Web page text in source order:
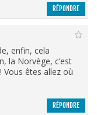
RÉPONDRE
enfin, cela
la Norvège, c’est
Vous êtes allez où
RÉPONDRE